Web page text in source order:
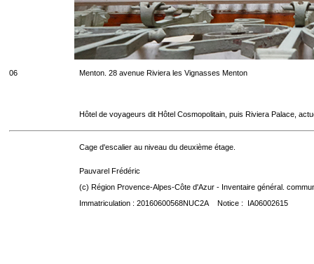
06 Menton. 28 avenue Riviera les Vignasses Menton
Hôtel de voyageurs dit Hôtel Cosmopolitain, puis Riviera Palace,
Cage d'escalier au niveau du deuxième étage.
Pauvarel Frédéric
(c) Région Provence-Alpes-Côte d'Azur - Inventaire général.
Immatriculation : 20160600568NUC2A Notice : IA06002615